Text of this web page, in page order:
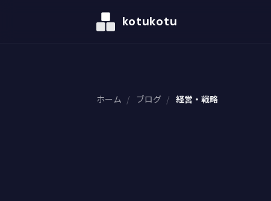
kotukotu
ホーム / ブログ / 経営・戦略